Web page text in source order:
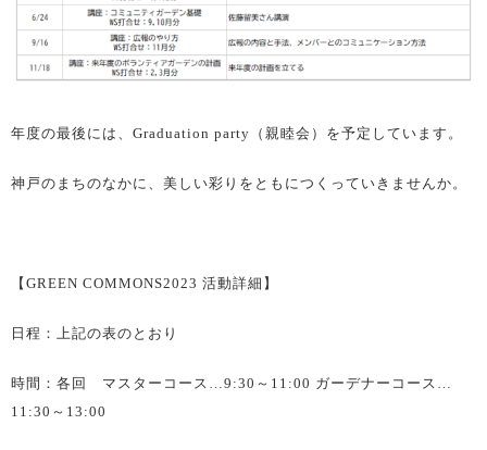
年度の最後には、Graduation party（親睦会）を予定しています。
神戸のまちのなかに、美しい彩りをともにつくっていきませんか。
【GREEN COMMONS2023 活動詳細】
日程：上記の表のとおり
時間：各回 マスターコース…9:30～11:00 ガーデナーコース…
11:30～13:00